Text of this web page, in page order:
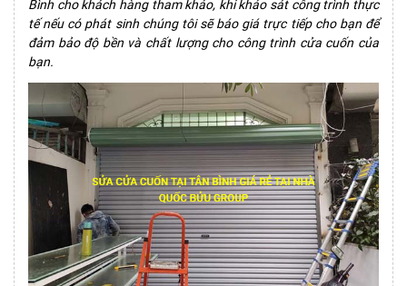
Bình cho khách hàng tham khảo, khi khảo sát công trình thực
tế nếu có phát sinh chúng tôi sẽ báo giá trực tiếp cho bạn để
đảm bảo độ bền và chất lượng cho công trình cửa cuốn của
bạn.